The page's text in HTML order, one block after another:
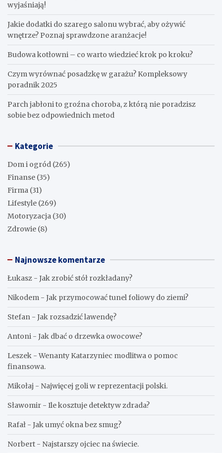
wyjaśniają!
Jakie dodatki do szarego salonu wybrać, aby ożywić
wnętrze? Poznaj sprawdzone aranżacje!
Budowa kotłowni – co warto wiedzieć krok po kroku?
Czym wyrównać posadzkę w garażu? Kompleksowy
poradnik 2025
Parch jabłoni to groźna choroba, z którą nie poradzisz
sobie bez odpowiednich metod
Kategorie
Dom i ogród (265)
Finanse (35)
Firma (31)
Lifestyle (269)
Motoryzacja (30)
Zdrowie (8)
Najnowsze komentarze
Łukasz - Jak zrobić stół rozkładany?
Nikodem - Jak przymocować tunel foliowy do ziemi?
Stefan - Jak rozsadzić lawendę?
Antoni - Jak dbać o drzewka owocowe?
Leszek -Wenanty Katarzyniec modlitwa o pomoc
finansowa.
Mikołaj - Najwięcej goli w reprezentacji polski.
Sławomir - Ile kosztuje detektyw zdrada?
Rafał - Jak umyć okna bez smug?
Norbert - Najstarszy ojciec na świecie.